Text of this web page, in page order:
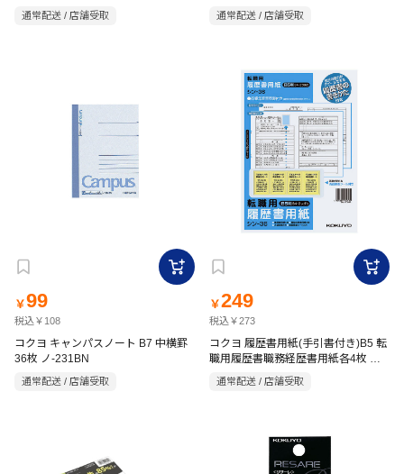
通常配送 / 店舗受取 通常配送 / 店舗受取
￥99
税込￥108
コクヨ キャンパスノート B7 中横罫
36枚 ノ-231BN
通常配送 / 店舗受取
￥249
税込￥273
コクヨ 履歴書用紙(手引書付き)B5 転
職用履歴書職務経歴書用紙各4枚 シ
ン-36
通常配送 / 店舗受取